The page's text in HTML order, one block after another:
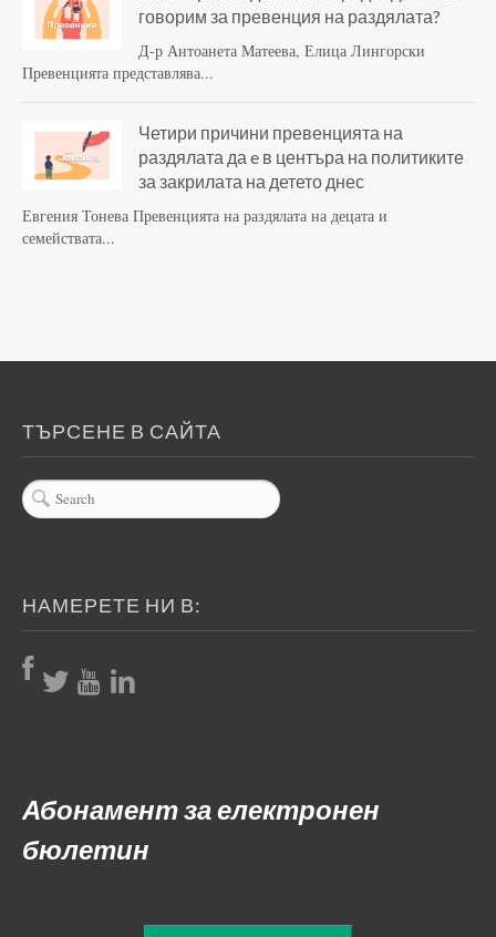
говорим за превенция на раздялата?
Д-р Антоанета Матеева, Елица Лингорски
Превенцията представлява...
Четири причини превенцията на
раздялата да e в центъра на политиките
за закрилата на детето днес
Евгения Тонева Превенцията на раздялата на децата и
семействата...
ТЪРСЕНЕ В САЙТА
НАМЕРЕТЕ НИ В:
Абонамент за електронен
бюлетин